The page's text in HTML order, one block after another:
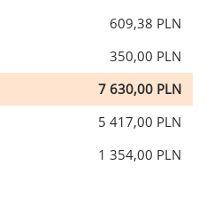
609,38 PLN
350,00 PLN
7 630,00 PLN
5 417,00 PLN
1 354,00 PLN